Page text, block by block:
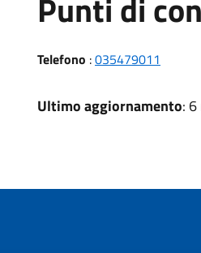
Punti di
Telefono :035479011
Ultimo aggiornamento: